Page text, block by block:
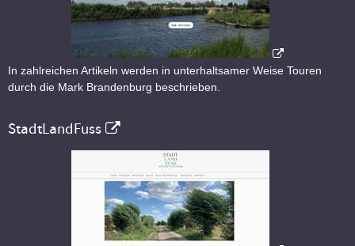
In zahlreichen Artikeln werden in unterhaltsamer Weise Touren
durch die Mark Brandenburg beschrieben.
StadtLandFuss